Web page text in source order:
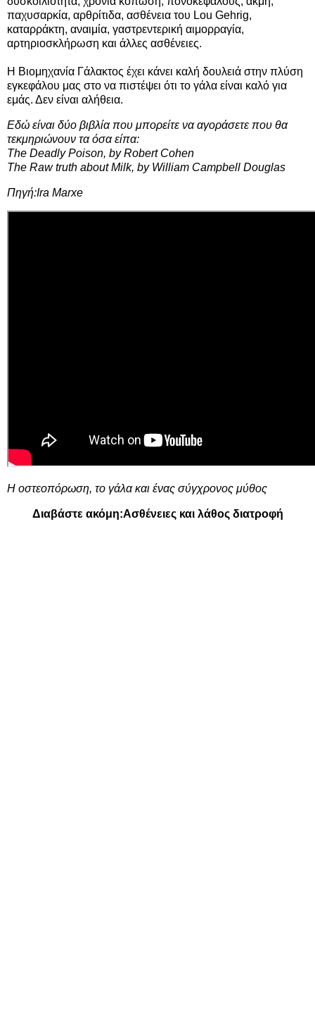
παχυσαρκία, αρθρίτιδα, ασθένεια του Lou Gehrig,
καταρράκτη, αναιμία, γαστρεντερική αιμορραγία,
αρτηριοσκλήρωση και άλλες ασθένειες.
Η Βιομηχανία Γάλακτος έχει κάνει καλή δουλειά στην πλύση
εγκεφάλου μας στο να πιστέψει ότι το γάλα είναι καλό για
εμάς. Δεν είναι αλήθεια.
Εδώ είναι δύο βιβλία που μπορείτε να αγοράσετε που θα
τεκμηριώνουν τα όσα είπα:
The Deadly Poison, by Robert Cohen
The Raw truth about Milk, by William Campbell Douglas
Πηγή:Ira Marxe
Η οστεοπόρωση, το γάλα και ένας σύγχρονος μύθος
Διαβάστε ακόμη:Ασθένειες και λάθος διατροφή